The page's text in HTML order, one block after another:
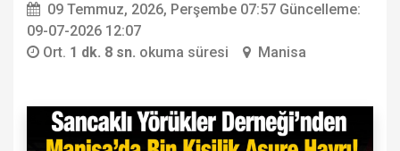
09 Temmuz, 2026, Perşembe 07:57 Güncelleme:
09-07-2026 12:07
Ort. 1 dk. 8 sn. okuma süresi Manisa